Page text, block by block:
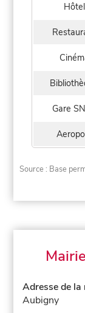
Hôtel
Gare
Source : Base
Adresse de la
Aubigny